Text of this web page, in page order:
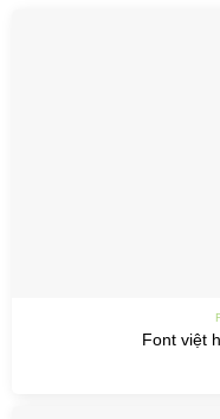
Font việt